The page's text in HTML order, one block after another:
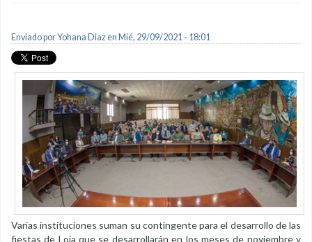
Enviado porYohana Diazen Mié, 29/09/2021 - 18:01
Varias instituciones suman su contingente para el desarrollo de las
fiestas de Loja que se desarrollarán en los meses de noviembre y